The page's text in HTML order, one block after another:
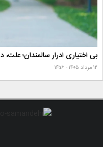
بی اختیاری ادرار سالمندان؛
۱۲ مرداد ۱۴۰۵ - ۱۴:۱۶